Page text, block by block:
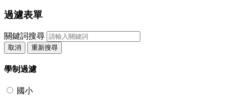
過濾表單
關鍵詞搜尋
取消 重新搜尋
學制過濾
國小